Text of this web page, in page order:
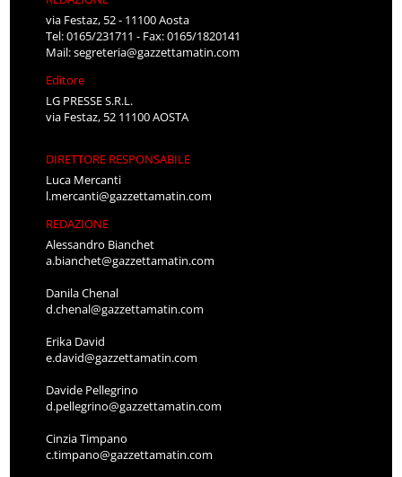
via Festaz, 52 - 11100 Aosta
Tel: 0165/231711 - Fax: 0165/1820141
Mail:segreteria@gazzettamatin.com
Editore
LG PRESSE S.R.L.
via Festaz, 52 11100 AOSTA
DIRETTORE RESPONSABILE
Luca Mercanti
l.mercanti@gazzettamatin.com
REDAZIONE
Alessandro Bianchet
a.bianchet@gazzettamatin.com
Danila Chenal
d.chenal@gazzettamatin.com
Erika David
e.david@gazzettamatin.com
Davide Pellegrino
d.pellegrino@gazzettamatin.com
Cinzia Timpano
c.timpano@gazzettamatin.com